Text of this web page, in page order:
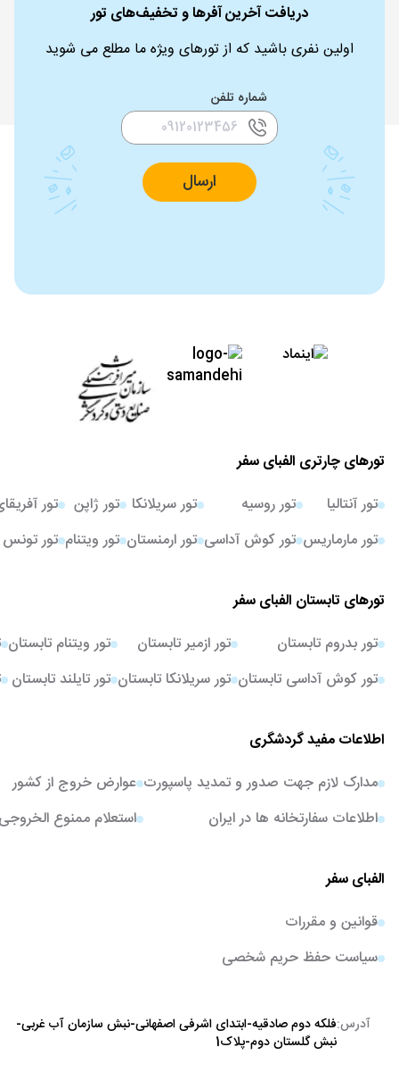
دریافت آخرین آفرها و تخفیف‌های تور
اولین نفری باشید که از تورهای ویژه ما مطلع می شوید
شماره تلفن
ارسال
تورهای چارتری الفبای سفر
تور آنتالیا
تور مارماریس
تور روسیه
تور کوش آداسی
تور سریلانکا
تور ارمنستان
تور ژاپن
تور ویتنام
تور
تور تونس
تورهای تابستان الفبای سفر
تور بدروم تابستان
تور کوش آداسی تابستان
تور ازمیر تابستان
تور سریلانکا تابستان
تور ویتنام تابستان
تور تایلند تابستان
اطلاعات مفید گردشگری
مدارک لازم جهت صدور و تمدید پاسپورت
اطلاعات سفارتخانه ها در ایران
عوارض خروج از کشور
استعلام ممنوع
الفبای سفر
قوانین و مقررات
سیاست حفظ حریم شخصی
آدرس:فلکه دوم صادقیه-ابتدای اشرفی اصفهانی-نبش سازمان آب غربی-
نبش گلستان دوم-پلاک1